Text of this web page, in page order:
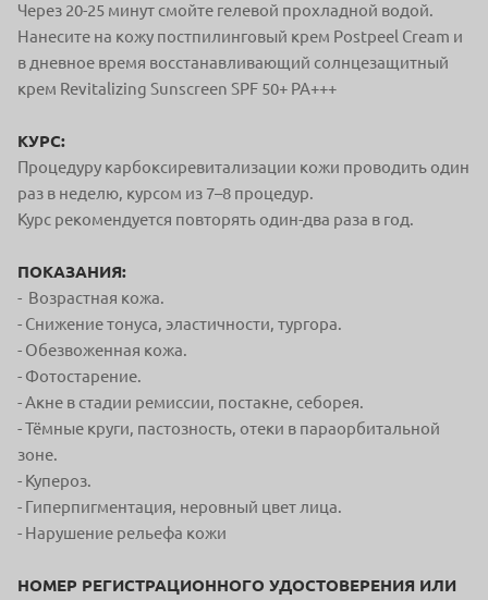
Через 20-25 минут смойте гелевой прохладной водой.
Нанесите на кожу постпилинговый крем Postpeel Cream и
в дневное время восстанавливающий солнцезащитный
крем Revitalizing Sunscreen SPF 50+ PA+++
КУРС:
Процедуру карбоксиревитализации кожи проводить один
раз в неделю, курсом из 7–8 процедур.
Курс рекомендуется повторять один-два раза в год.
ПОКАЗАНИЯ:
- Возрастная кожа.
- Снижение тонуса, эластичности, тургора.
- Обезвоженная кожа.
- Фотостарение.
- Акне в стадии ремиссии, постакне, себорея.
- Тёмные круги, пастозность, отеки в параорбитальной
зоне.
- Купероз.
- Гиперпигментация, неровный цвет лица.
- Нарушение рельефа кожи
НОМЕР РЕГИСТРАЦИОННОГО УДОСТОВЕРЕНИЯ ИЛИ